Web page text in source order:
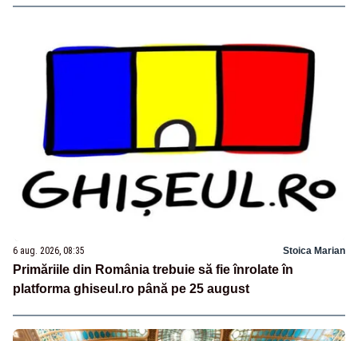
6 aug. 2026, 08:35 Stoica Marian
Primăriile din România trebuie să fie înrolate în
platforma ghiseul.ro până pe 25 august